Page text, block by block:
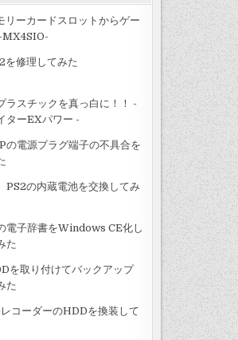
リーカードスロットからゲー
MX4SIO-
を修理してみた
ラスチックを真っ白に！！ -
ターEXパワー -
の電源プラグ端子の不具合を
PS2の内蔵電池を交換してみ
電子辞書をWindows CE化し
た
を取り付けてバックアップ
た
コーダーのHDDを換装して